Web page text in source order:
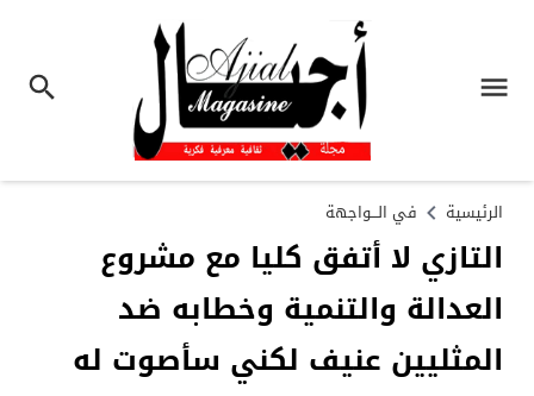
الرئيسية في الـــواجهة
التازي لا أتفق كليا مع مشروع
العدالة والتنمية وخطابه ضد
المثليين عنيف لكني سأصوت له